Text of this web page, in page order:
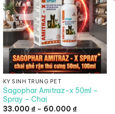
KÝ SINH TRÙNG PET
Sagophar Amitraz-x 50ml –
Spray – Chai
33.000 ₫ – 60.000 ₫Khoảng